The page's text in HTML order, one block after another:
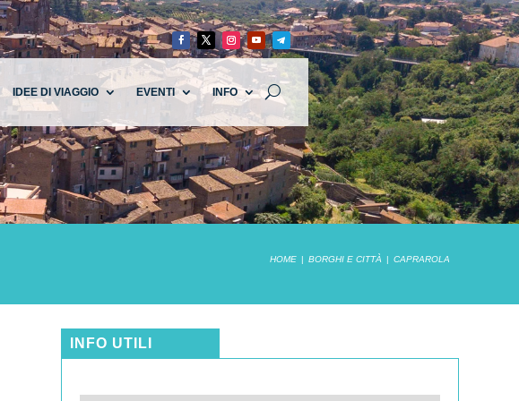
IDEE DI VIAGGIO EVENTI INFO
HOME BORGHI E CITTÀ CAPRAROLA
INFO UTILI